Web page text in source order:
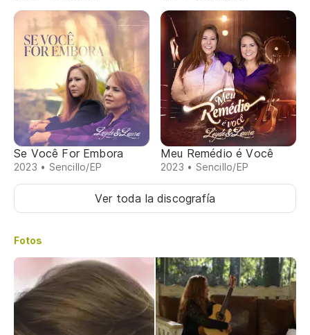
Se Você For Embora
2023 • Sencillo/EP
Meu Remédio é Você
2023 • Sencillo/EP
Ver toda la discografía
Fotos